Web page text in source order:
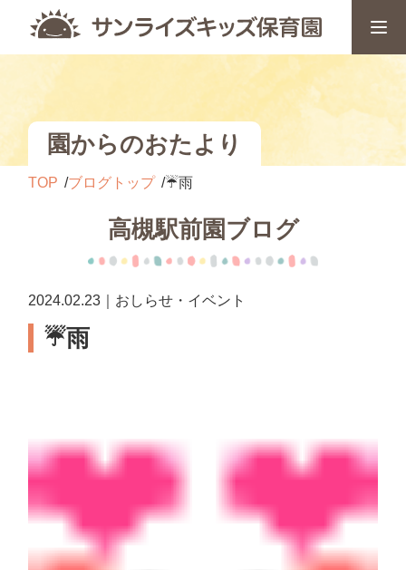
園からのおたより
TOP ブログトップ ☔雨
高槻駅前園ブログ
2024.02.23｜おしらせ・イベント
☔雨